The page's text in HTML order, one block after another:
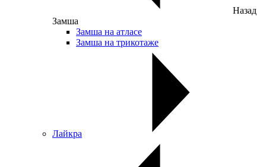
Назад
Замша
Замша на атласе
Замша на трикотаже
Лайкра